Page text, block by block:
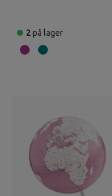
2på lager